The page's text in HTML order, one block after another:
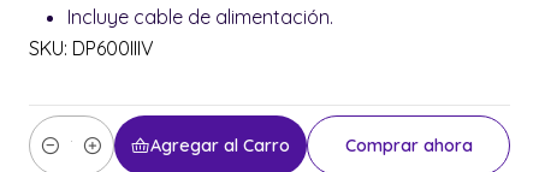
Incluye cable de alimentación.
SKU: DP600IIIV
Cantidad
Agregar al Carro Comprar ahora